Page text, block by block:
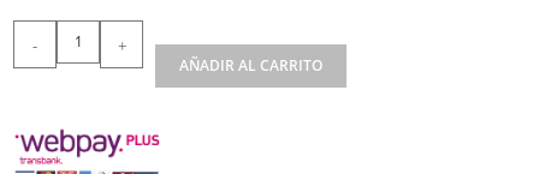
- +
AÑADIR AL CARRITO